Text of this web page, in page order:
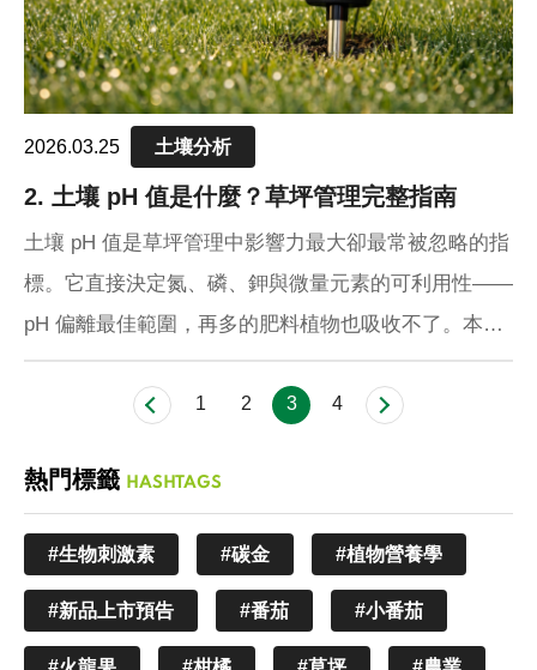
2026.03.25 土壤分析
2. 土壤 pH 值是什麼？草坪管理完整指南
土壤 pH 值是草坪管理中影響力最大卻最常被忽略的指
標。它直接決定氮、磷、鉀與微量元素的可利用性——
pH 偏離最佳範圍，再多的肥料植物也吸收不了。本文
說明 pH 值的運作原理、土壤酸化的三大來源，以及如
何正確調整，讓每一分肥料投入都真正發揮效果。
1 2 3 4
熱門標籤 HASHTAGS
#生物刺激素 #碳金 #植物營養學
#新品上市預告 #番茄 #小番茄